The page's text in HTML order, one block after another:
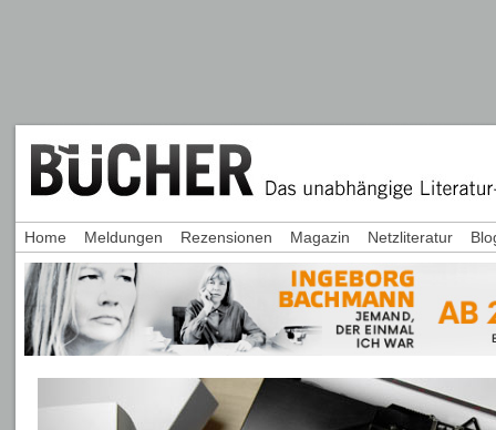
Home Meldungen Rezensionen Magazin Netzliteratur